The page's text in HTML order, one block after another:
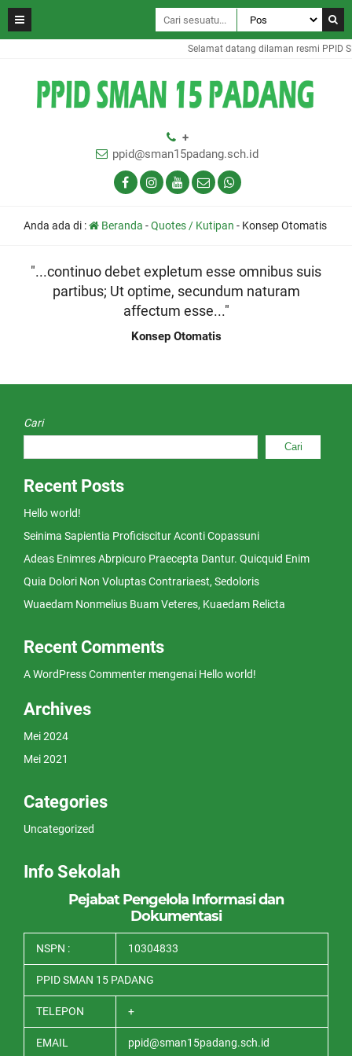
Selamat datang dilaman resmi PPID
+
ppid@sman15padang.sch.id
Anda ada di : Beranda -Quotes / Kutipan - Konsep Otomatis
"...continuo debet expletum esse omnibus suis
partibus; Ut optime, secundum naturam
affectum esse..."
Konsep Otomatis
Cari
Cari
Recent Posts
Hello world!
Seinima Sapientia Proficiscitur Aconti Copassuni
Adeas Enimres Abrpicuro Praecepta Dantur. Quicquid Enim
Quia Dolori Non Voluptas Contrariaest, Sedoloris
Wuaedam Nonmelius Buam Veteres, Kuaedam Relicta
Recent Comments
A WordPress Commenter mengenai Hello world!
Archives
Mei 2024
Mei 2021
Categories
Uncategorized
Info Sekolah
Pejabat Pengelola Informasi dan
Dokumentasi
NSPN : 10304833
PPID SMAN 15 PADANG
TELEPON +
EMAIL ppid@sman15padang.sch.id